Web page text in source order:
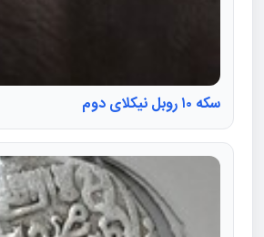
سکه ۱۰ روبل نیکلای دوم